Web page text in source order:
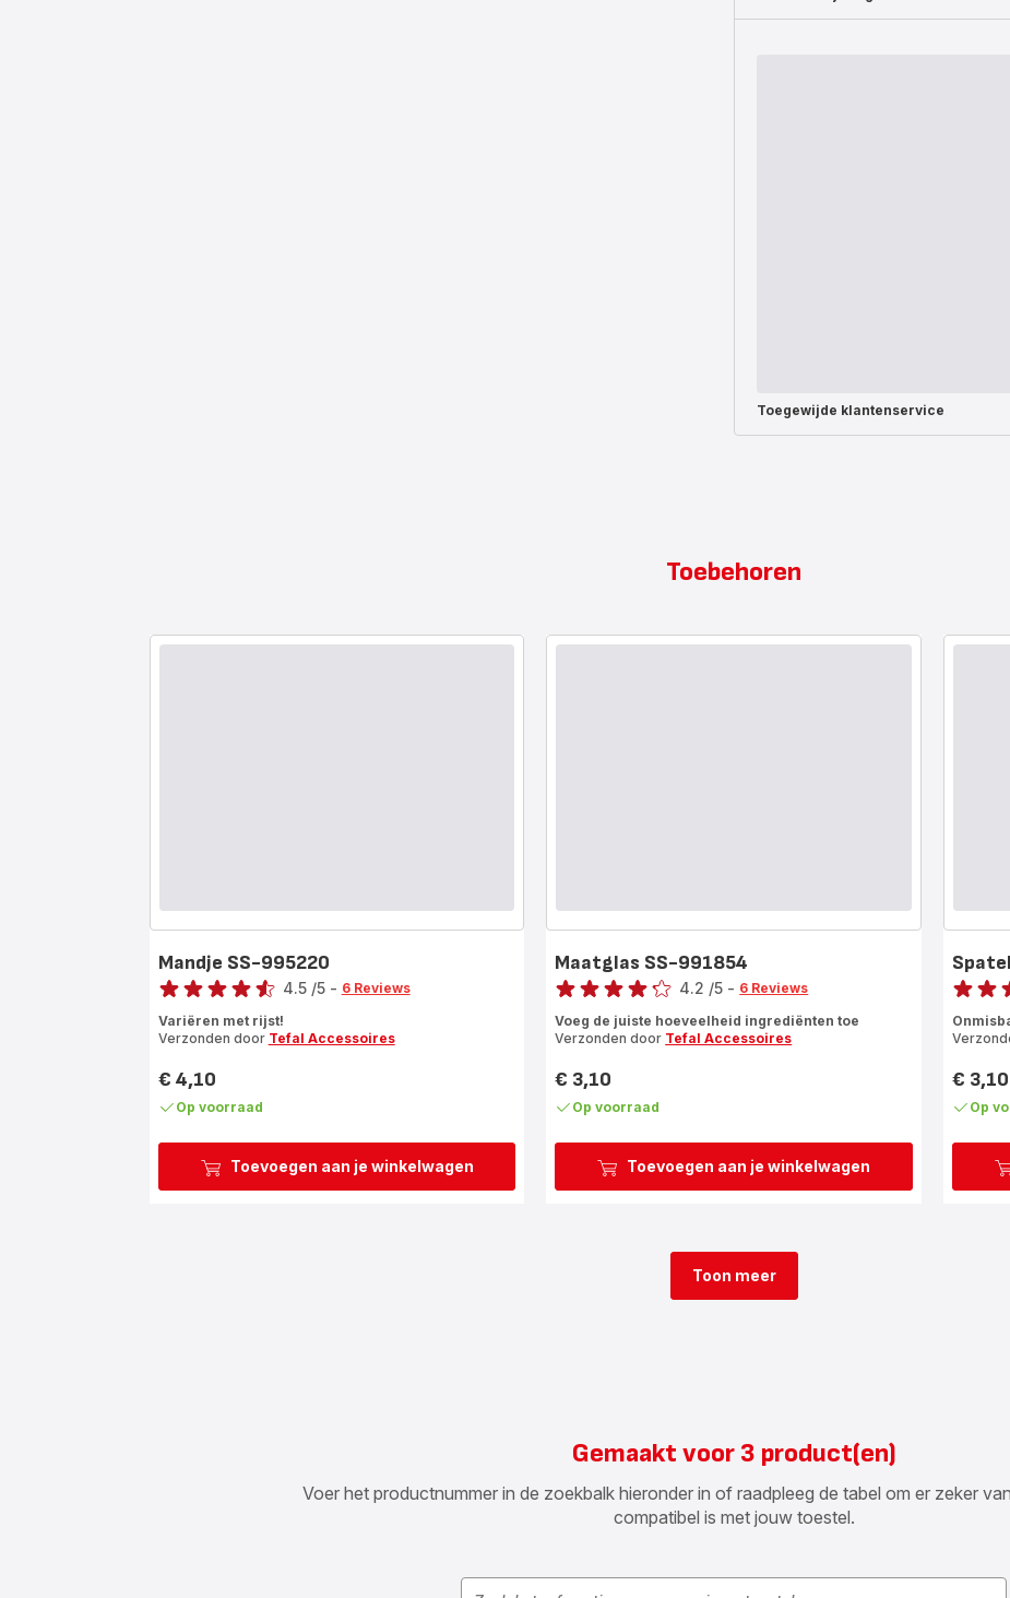
Toegewijde klantenservice
Toebehoren
Toevoegen aan je winkelwagen
Mandje SS-995220
Score
4.5 /5 - 6 Reviews
Variëren met rijst!
Verzonden door Tefal Accessoires
Prijs
€ 4,10
Op voorraad
Toevoegen aan je winkelwagen
Maatglas SS-991854
Score
4.2 /5 - 6 Reviews
Voeg de juiste hoeveelheid ingrediënten toe
Verzonden door Tefal Accessoires
Prijs
€ 3,10
Op voorraad
Score
met
sterren
Prijs
€ 3,10
Op
Toon meer
Gemaakt voor 3 product(en)
Voer het productnummer in de zoekbalk hieronder in of raadpleeg de tabel om er zeker
compatibel is met jouw toestel.